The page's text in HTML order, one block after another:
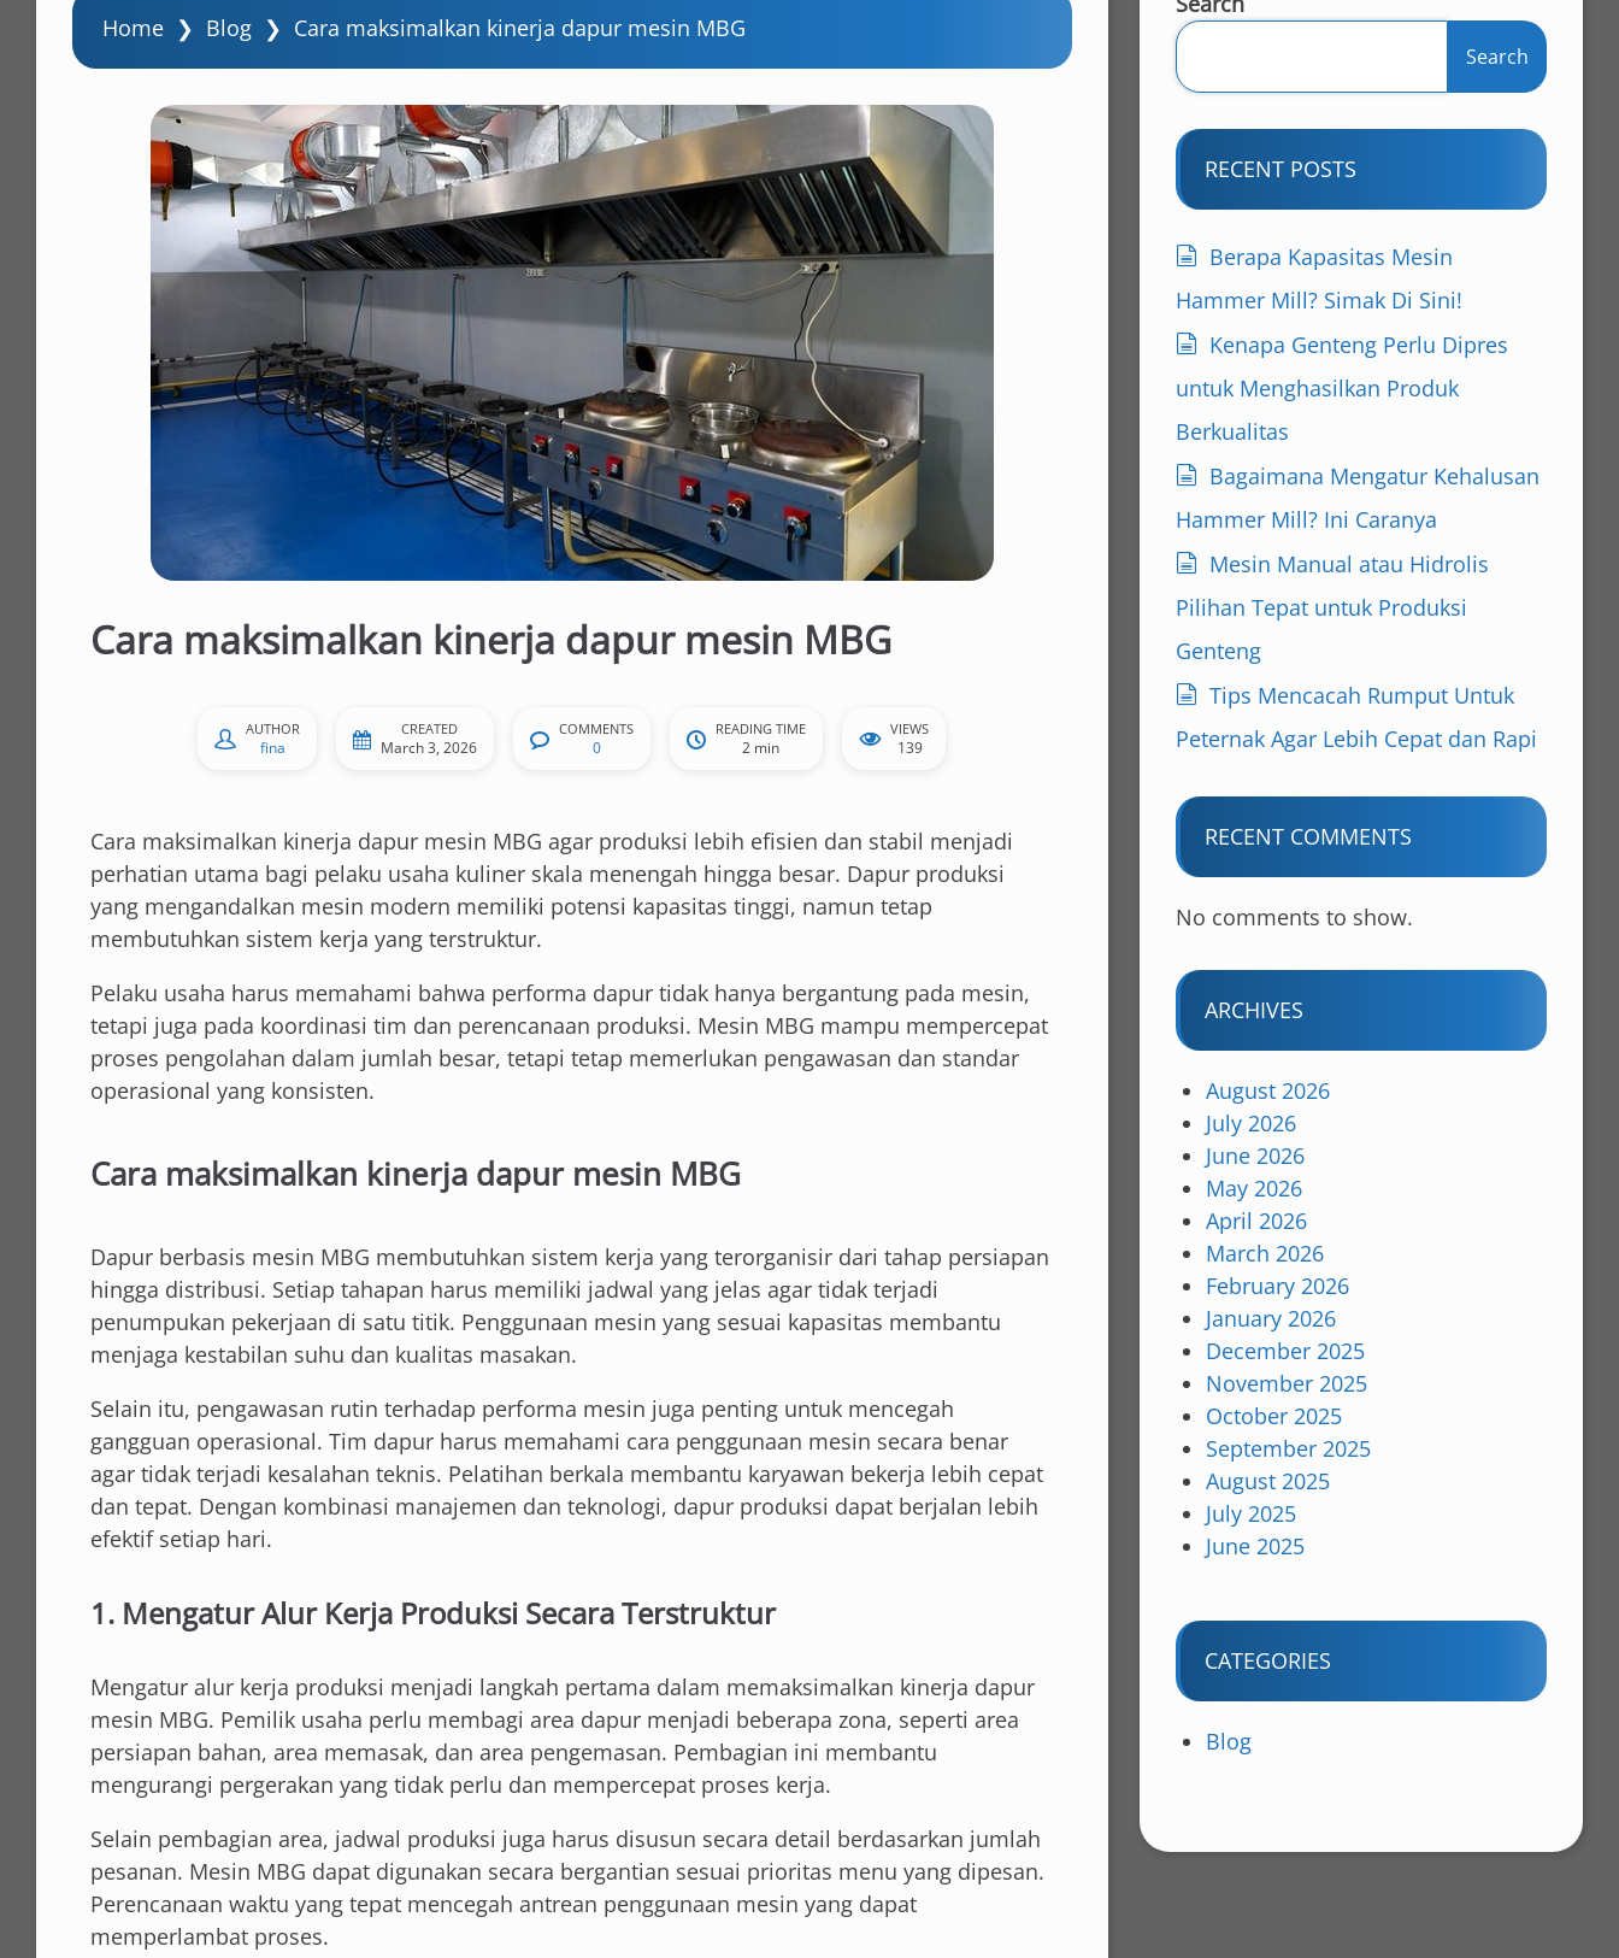
Home ❯ Blog ❯ Cara maksimalkan kinerja dapur mesin MBG
Cara maksimalkan kinerja dapur mesin MBG
AUTHOR
fina
CREATED
March 3, 2026
COMMENTS
0
READING TIME
2 min
VIEWS
139
Cara maksimalkan kinerja dapur mesin MBG agar produksi lebih efisien dan stabil menjadi
perhatian utama bagi pelaku usaha kuliner skala menengah hingga besar. Dapur produksi
yang mengandalkan mesin modern memiliki potensi kapasitas tinggi, namun tetap
membutuhkan sistem kerja yang terstruktur.
Pelaku usaha harus memahami bahwa performa dapur tidak hanya bergantung pada mesin,
tetapi juga pada koordinasi tim dan perencanaan produksi. Mesin MBG mampu mempercepat
proses pengolahan dalam jumlah besar, tetapi tetap memerlukan pengawasan dan standar
operasional yang konsisten.
Cara maksimalkan kinerja dapur mesin MBG
Dapur berbasis mesin MBG membutuhkan sistem kerja yang terorganisir dari tahap persiapan
hingga distribusi. Setiap tahapan harus memiliki jadwal yang jelas agar tidak terjadi
penumpukan pekerjaan di satu titik. Penggunaan mesin yang sesuai kapasitas membantu
menjaga kestabilan suhu dan kualitas masakan.
Selain itu, pengawasan rutin terhadap performa mesin juga penting untuk mencegah
gangguan operasional. Tim dapur harus memahami cara penggunaan mesin secara benar
agar tidak terjadi kesalahan teknis. Pelatihan berkala membantu karyawan bekerja lebih cepat
dan tepat. Dengan kombinasi manajemen dan teknologi, dapur produksi dapat berjalan lebih
efektif setiap hari.
1. Mengatur Alur Kerja Produksi Secara Terstruktur
Mengatur alur kerja produksi menjadi langkah pertama dalam memaksimalkan kinerja dapur
mesin MBG. Pemilik usaha perlu membagi area dapur menjadi beberapa zona, seperti area
persiapan bahan, area memasak, dan area pengemasan. Pembagian ini membantu
mengurangi pergerakan yang tidak perlu dan mempercepat proses kerja.
Selain pembagian area, jadwal produksi juga harus disusun secara detail berdasarkan jumlah
pesanan. Mesin MBG dapat digunakan secara bergantian sesuai prioritas menu yang dipesan.
Perencanaan waktu yang tepat mencegah antrean penggunaan mesin yang dapat
memperlambat proses.
Search
RECENT POSTS
Berapa Kapasitas Mesin
Hammer Mill? Simak Di Sini!
Kenapa Genteng Perlu Dipres
untuk Menghasilkan Produk
Berkualitas
Bagaimana Mengatur Kehalusan
Hammer Mill? Ini Caranya
Mesin Manual atau Hidrolis
Pilihan Tepat untuk Produksi
Genteng
Tips Mencacah Rumput Untuk
Peternak Agar Lebih Cepat dan Rapi
RECENT COMMENTS
No comments to show.
ARCHIVES
August 2026
July 2026
June 2026
May 2026
April 2026
March 2026
February 2026
January 2026
December 2025
November 2025
October 2025
September 2025
August 2025
July 2025
June 2025
CATEGORIES
Blog